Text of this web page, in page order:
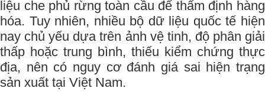
liệu che phủ rừng toàn cầu để thẩm định hàng
hóa. Tuy nhiên, nhiều bộ dữ liệu quốc tế hiện
nay chủ yếu dựa trên ảnh vệ tinh, độ phân giải
thấp hoặc trung bình, thiếu kiểm chứng thực
địa, nên có nguy cơ đánh giá sai hiện trạng
sản xuất tại Việt Nam.